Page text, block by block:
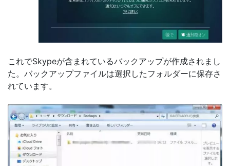
これでSkypeが含まれているバックアップが作成されまし
た。バックアップファイルは選択したフォルダーに保存さ
れています。